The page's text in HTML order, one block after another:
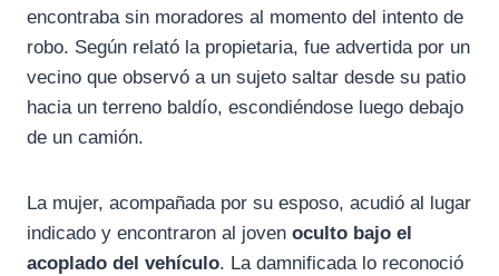
encontraba sin moradores al momento del intento de
robo. Según relató la propietaria, fue advertida por un
vecino que observó a un sujeto saltar desde su patio
hacia un terreno baldío, escondiéndose luego debajo
de un camión.
La mujer, acompañada por su esposo, acudió al lugar
indicado y encontraron al joven oculto bajo el
acoplado del vehículo. La damnificada lo reconoció